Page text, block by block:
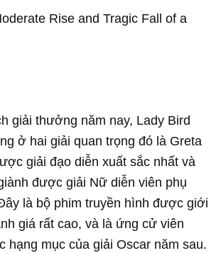
Rise and Tragic Fall of a
giải thưởng năm nay, Lady Bird
ở hai giải quan trọng đó là Greta
giải đạo diễn xuất sắc nhất và
được giải Nữ diễn viên phụ
là bộ phim truyền hình được giới
giá rất cao, và là ứng cử viên
hạng mục của giải Oscar năm sau.